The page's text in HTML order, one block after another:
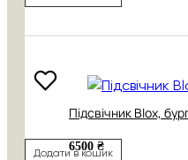
Підсвічник Blox,
6500 ₴
Додати в кошик